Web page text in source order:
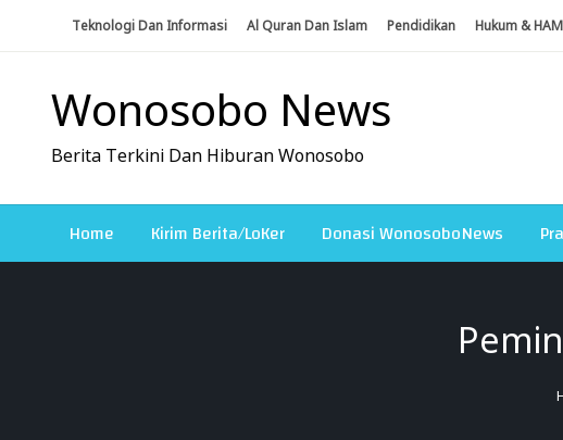
Teknologi Dan Informasi Al Quran Dan Islam Pendidikan Hukum & HAM
Wonosobo News
Berita Terkini Dan Hiburan Wonosobo
Home Kirim Berita/LoKer Donasi WonosoboNews